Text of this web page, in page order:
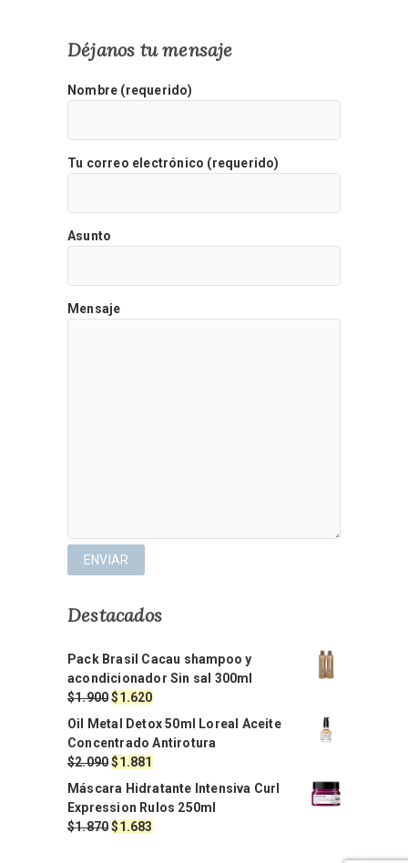
Déjanos tu mensaje
Nombre (requerido)
Tu correo electrónico (requerido)
Asunto
Mensaje
Destacados
Pack Brasil Cacau shampoo y
acondicionador Sin sal 300ml
$1.900El
precio
original
era:
$1.900.
$1.620El
precio
actual
es:
$1.620.
Oil Metal Detox 50ml Loreal Aceite
Concentrado Antirotura
$2.090El
precio
original
era:
$2.090.
$1.881
actual
es:
$1.881.
Máscara Hidratante Intensiva Curl
Expression Rulos 250ml
$1.870El
$1.683